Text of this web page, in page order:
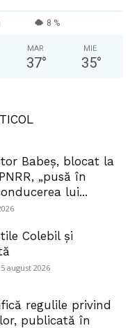
8 %
MAR
37°
MIE
35°
Babeș, blocat la
„pusă în
lui...
Colebil și
5 august 2026
regulile privind
publicată în